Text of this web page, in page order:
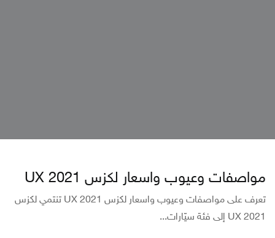
مواصفات وعيوب واسعار لكزس UX 2021
تعرف على مواصفات وعيوب واسعار لكزس UX 2021 تنتمي لكزس
UX 2021 إلى فئة سيّارات...